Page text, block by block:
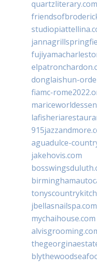
quartzliterary.com
donglaishun-
fiamc-
aguadulce-
jakehovis.com
jbellasnailspa.com
mychaihouse.com